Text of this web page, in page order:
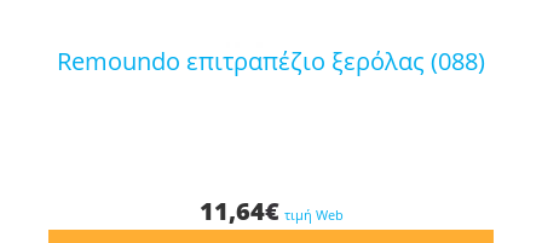
remoundo επιτραπέζιο ξερόλας (088)
11,64€ τιμή Web